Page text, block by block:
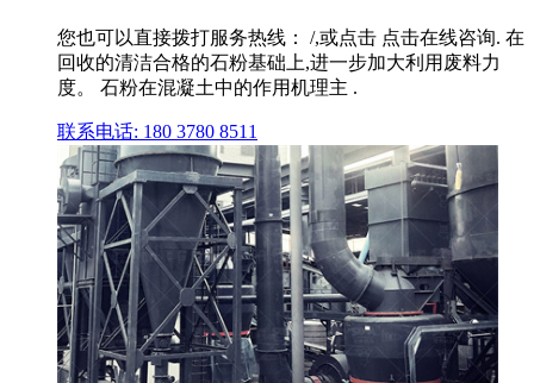
您也可以直接拨打服务热线： /,或点击 点击在线咨询. 在
回收的清洁合格的石粉基础上,进一步加大利用废料力
度。 石粉在混凝土中的作用机理主 .
联系电话: 180 3780 8511